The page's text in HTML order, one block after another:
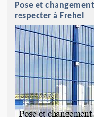
Pose et
respecter à Frehel